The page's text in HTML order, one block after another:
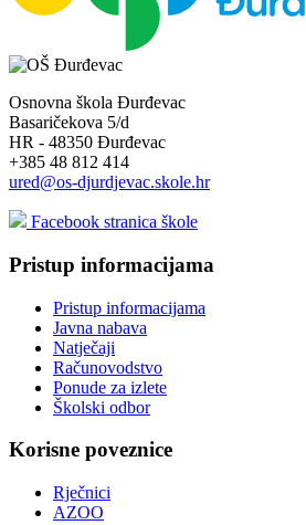
Osnovna škola Đurđevac
Basaričekova 5/d
HR - 48350 Đurđevac
+385 48 812 414
ured@os-djurdjevac.skole.hr
Facebook stranica škole
Pristup informacijama
Pristup informacijama
Javna nabava
Natječaji
Računovodstvo
Ponude za izlete
Školski odbor
Korisne poveznice
Rječnici
AZOO